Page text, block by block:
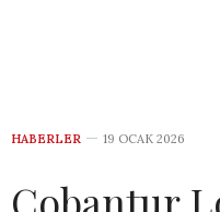
HABERLER 19 OCAK 2026
Çobantur